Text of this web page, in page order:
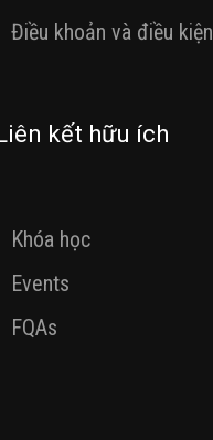
Điều khoản và điều kiện
kết hữu ích
Khóa học
Events
FQAs